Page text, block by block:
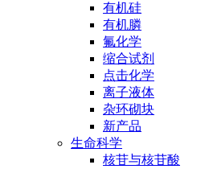
有机硅
有机膦
氟化学
缩合试剂
点击化学
离子液体
杂环砌块
新产品
生命科学
核苷与核苷酸